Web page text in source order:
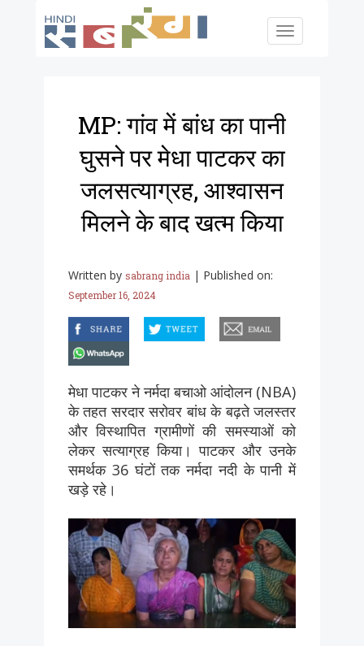
Toggle
MP: गांव में बांध का पानी
घुसने पर मेधा पाटकर का
जलसत्याग्रह, आश्वासन
मिलने के बाद खत्म किया
Written by sabrang india | Published on:
September 16, 2024
मेधा पाटकर ने नर्मदा बचाओ आंदोलन (NBA)
के तहत सरदार सरोवर बांध के बढ़ते जलस्तर
और विस्थापित ग्रामीणों की समस्याओं को
लेकर सत्याग्रह किया। पाटकर और उनके
समर्थक 36 घंटों तक नर्मदा नदी के पानी में
खड़े रहे।